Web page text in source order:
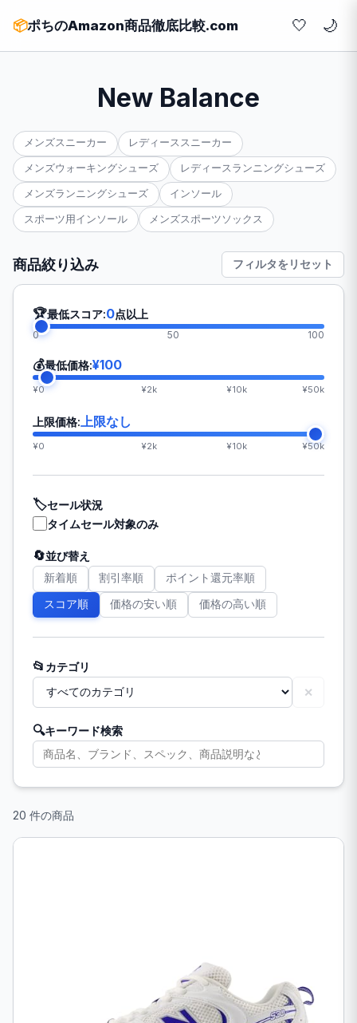
📦ポちのAmazon商品徹底比較.com 🤍
New Balance
メンズスニーカー レディーススニーカー
メンズウォーキングシューズ レディースランニングシューズ
メンズランニングシューズ インソール
スポーツ用インソール メンズスポーツソックス
商品絞り込み フィルタをリセット
🏆最低スコア:0点以上
0 50 100
💰最低価格:¥100
¥0 ¥2k ¥10k ¥50k
上限価格: 上限なし
¥0 ¥2k ¥10k ¥50k
🏷️セール状況
タイムセール対象のみ
🔄並び替え
新着順 割引率順 ポイント還元率順
スコア順 価格の安い順 価格の高い順
📂 カテゴリ
✕
🔍キーワード検索
20 件の商品